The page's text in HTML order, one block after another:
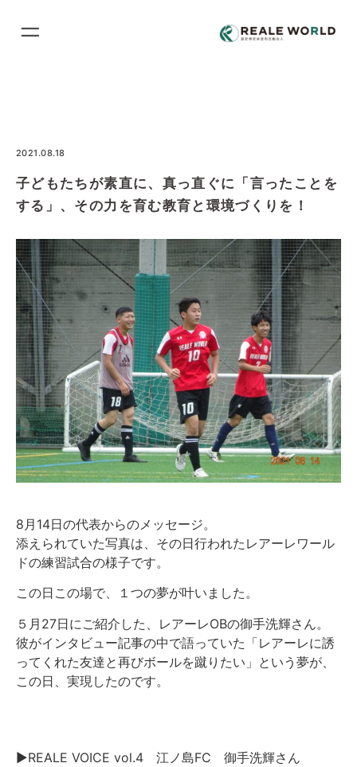
2021.08.18
子どもたちが素直に、真っ直ぐに「言ったことを
する」、その力を育む教育と環境づくりを！
8月14日の代表からのメッセージ。
添えられていた写真は、その日行われたレアーレワール
ドの練習試合の様子です。
この日この場で、１つの夢が叶いました。
５月27日にご紹介した、レアーレOBの御手洗輝さん。
彼がインタビュー記事の中で語っていた「レアーレに誘
ってくれた友達と再びボールを蹴りたい」という夢が、
この日、実現したのです。
▶︎REALE VOICE vol.4 江ノ島FC 御手洗輝さん